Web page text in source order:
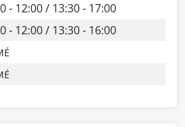
- 12:00 / 13:30 - 17:00
- 12:00 / 13:30 - 16:00